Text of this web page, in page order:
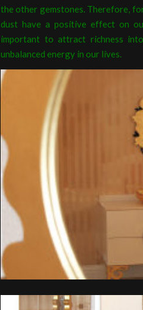
the other gemstones. Therefore,
dust have a positive effect on
important to attract richness
unbalanced energy in our lives.